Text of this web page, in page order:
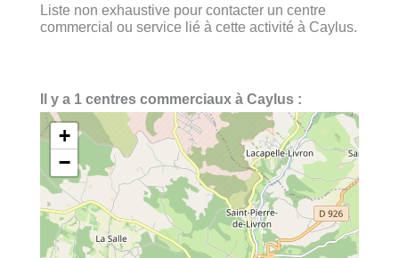
Liste non exhaustive pour contacter un centre
commercial ou service lié à cette activité à Caylus.
Il y a 1 centres commerciaux à Caylus :
+
−